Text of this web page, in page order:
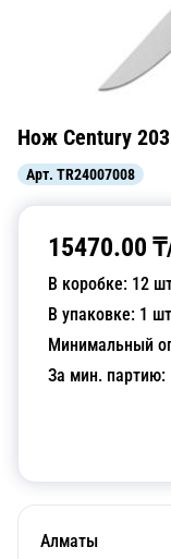
Нож Century
Арт. TR24007008
15470.00
В коробке: 12
В упаковке: 1 шт
Минимальный
За мин. партию:
Алматы